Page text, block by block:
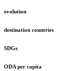
evolution
destination countries
SDGs
ODA per capita